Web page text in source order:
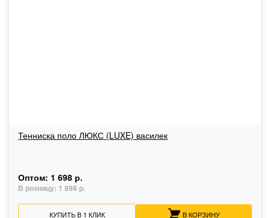
Тенниска поло ЛЮКС (LUXE) василек
Оптом: 1 698 р.
В розницу: 1 998 р.
КУПИТЬ В 1 КЛИК В КОРЗИНУ